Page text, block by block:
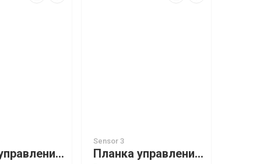
Планка управления CORE SENSOR 3 Pro Bar Carbon, Tectanium® Lines, 52cm/18-24m,Short Leash
Sensor 3
Планка управления CORE SENSOR 3S Bar (52cm/24m, Short Leash)